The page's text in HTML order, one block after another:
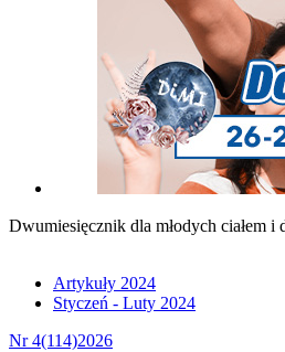
Dwumiesięcznik dla młodych ciałem i
Artykuły 2024
Styczeń - Luty 2024
Nr 4(114)2026